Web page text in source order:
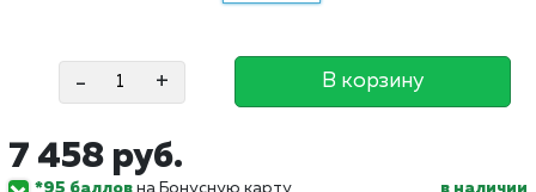
- + В корзину
7 458 руб.
*95 баллов на Бонусную карту в наличии